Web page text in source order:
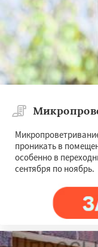
проникать в
особенно в
сентября по ноябрь.